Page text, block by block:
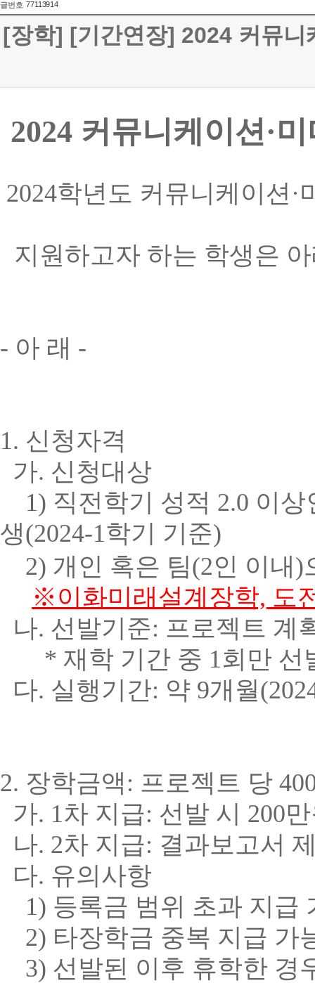
글번호 77113914
[장학] [기간연장] 2024 커뮤니
2024 커뮤니케이션·
2024학년도 커뮤니케이션 ·
지원하고자 하는 학생은
- 아 래 -
1. 신청자격
가. 신청대상
1) 직전학기 성적 2.0 이상
생(2024-1학기 기준)
2) 개인 혹은 팀(2인 이내 )
※이화미래설계장학, 도
나. 선발기준: 프로젝트 계
* 재학 기간 중 1회만 선
다. 실행기간: 약 9개월
2. 장학금액 : 프로젝트 당
가. 1차 지급: 선발 시 200
나. 2차 지급: 결과보고서
다. 유의사항
1) 등록금 범위 초과 지급
2) 타장학금 중복 지급 가
3) 선발된 이후 휴학한 경